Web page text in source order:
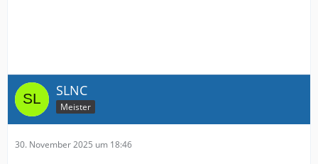
SLNC
Meister
30. November 2025 um 18:46